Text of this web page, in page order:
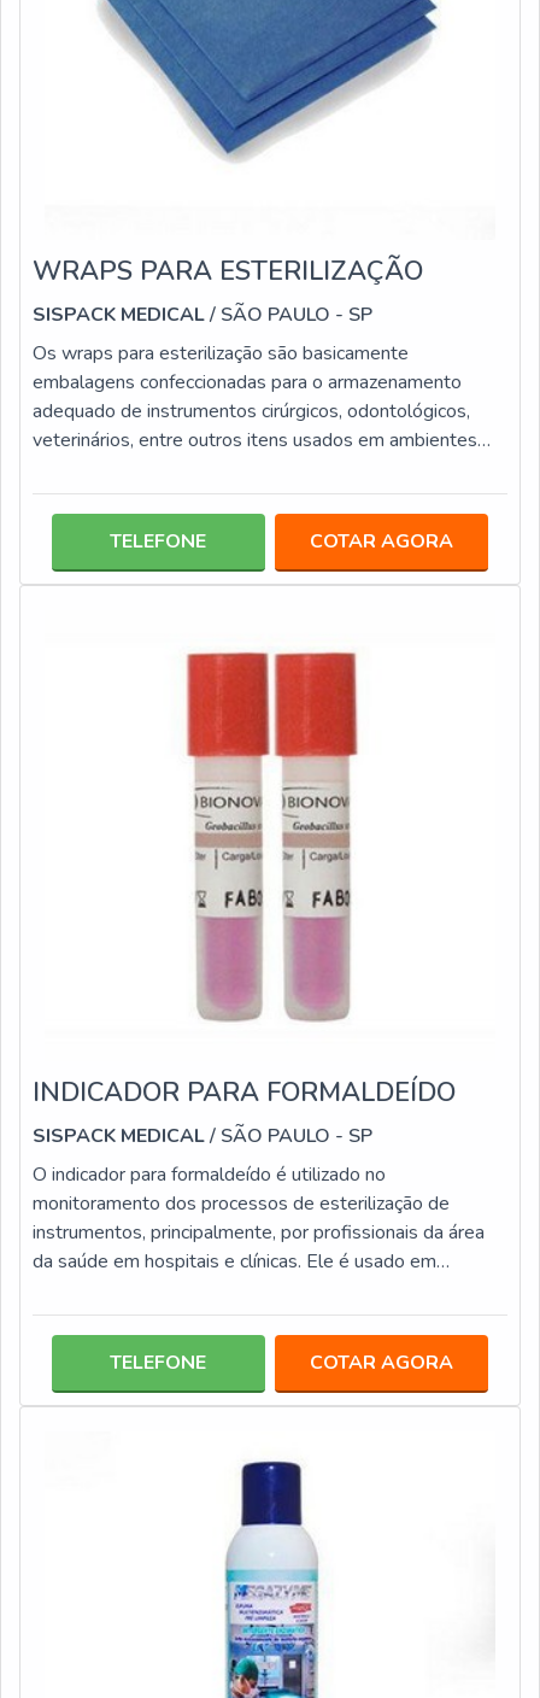
WRAPS PARA ESTERILIZAÇÃO
SISPACK MEDICAL/ SÃO PAULO - SP
Os wraps para esterilização são basicamente
embalagens confeccionadas para o armazenamento
adequado de instrumentos cirúrgicos, odontológicos,
veterinários, entre outros itens usados em ambientes
é elaborada com materiais de elevada resistência, como
de danos, como rupturas, furos, rasgos, entre outros.
Além da qualidade em resistência, esta categoria de
TELEFONE COTAR AGORA
INDICADOR PARA FORMALDEÍDO
SISPACK MEDICAL/ SÃO PAULO - SP
O indicador para formaldeído é utilizado no
monitoramento dos processos de esterilização de
instrumentos, principalmente, por profissionais da área
da saúde em hospitais e clínicas. Ele é usado em
tempo de resposta imediata.O INDICADOR QUÍMICO É
encontrado em diversas empresas, mas é importante
que se realize a compra em uma empresa que tenha
TELEFONE COTAR AGORA